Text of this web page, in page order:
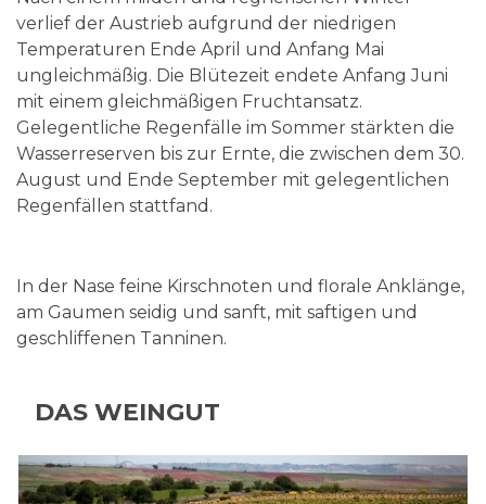
verlief der Austrieb aufgrund der niedrigen
Temperaturen Ende April und Anfang Mai
ungleichmäßig. Die Blütezeit endete Anfang Juni
mit einem gleichmäßigen Fruchtansatz.
Gelegentliche Regenfälle im Sommer stärkten die
Wasserreserven bis zur Ernte, die zwischen dem 30.
August und Ende September mit gelegentlichen
Regenfällen stattfand.
In der Nase feine Kirschnoten und florale Anklänge,
am Gaumen seidig und sanft, mit saftigen und
geschliffenen Tanninen.
DAS WEINGUT